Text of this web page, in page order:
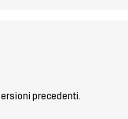
5% Poliestere
precedenti.